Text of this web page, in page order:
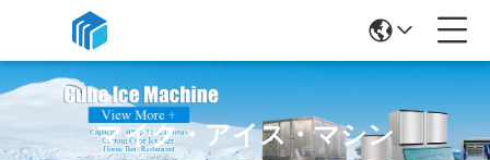
マイク・アイス・マシン